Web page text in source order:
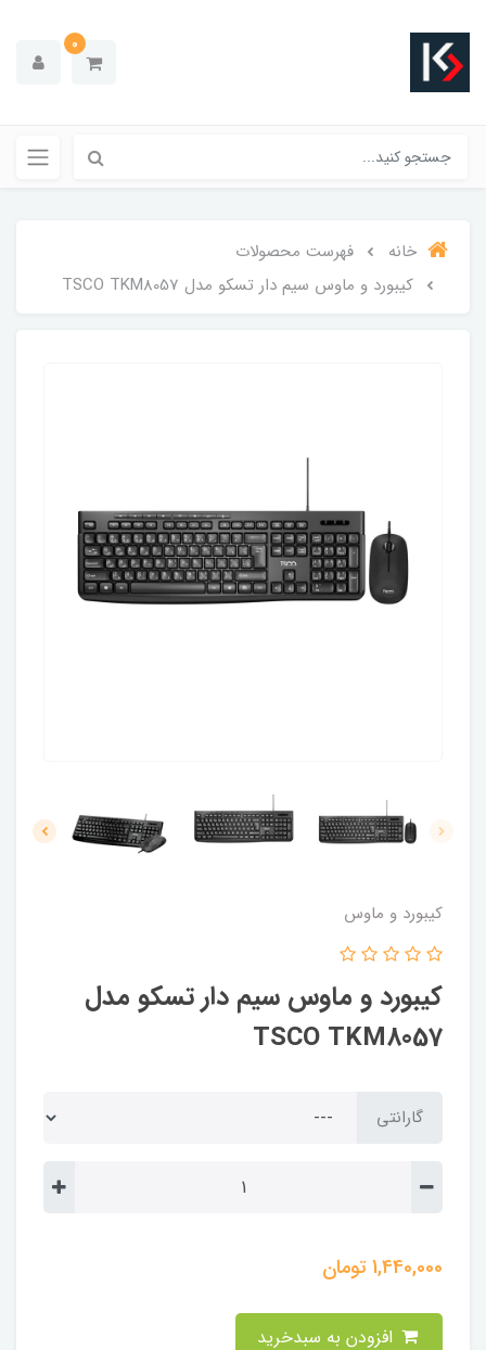
0
خانه
فهرست محصولات
کیبورد و ماوس سیم دار تسکو مدل TSCO TKM8057
کیبورد و ماوس
کیبورد و ماوس سیم دار تسکو مدل
TSCO TKM8057
گارانتی
1,440,000تومان